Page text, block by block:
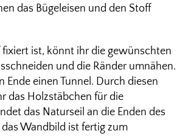
das Bügeleisen und den Stoff
ist, könnt ihr die gewünschten
und die Ränder umnähen.
Ende einen Tunnel. Durch diesen
das Holzstäbchen für die
das Naturseil an die Enden des
Wandbild ist fertig zum